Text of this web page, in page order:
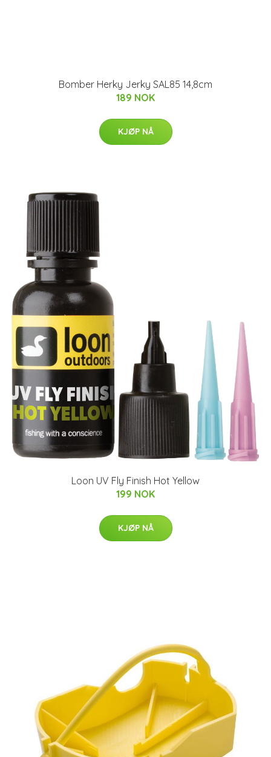
Bomber Herky Jerky SAL85 14,8cm
189 NOK
KJØP NÅ
Loon UV Fly Finish Hot Yellow
199 NOK
KJØP NÅ